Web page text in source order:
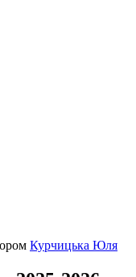
Курчицька Юля